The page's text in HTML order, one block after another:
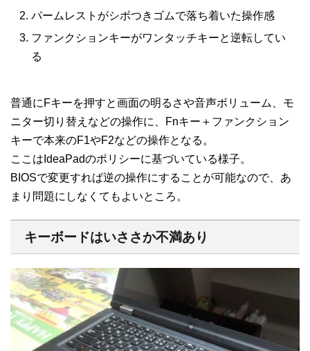
パームレストがシボつきゴムで落ち着いた操作感
ファンクションキーがワンタッチキーと逆転してい
る
普通にFキーを押すと画面の明るさや音声ボリューム、モ
ニター切り替えなどの操作に、Fnキー＋ファンクション
キーで本来のF1やF2などの操作となる。
ここはIdeaPadのポリシーに基づいている様子。
BIOSで変更すれば逆の操作にすることが可能なので、あ
まり問題にしなくてもよいところ。
キーボードはいささか不満あり